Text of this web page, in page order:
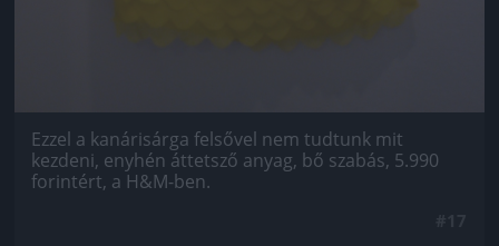
Ezzel a kanárisárga felsővel nem tudtunk mit
kezdeni, enyhén áttetsző anyag, bő szabás, 5.990
forintért, a H&M-ben.